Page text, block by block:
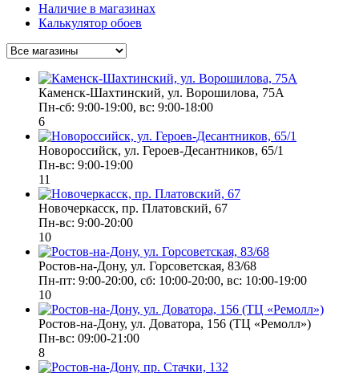
Наличие в магазинах
Калькулятор обоев
Каменск-Шахтинский, ул. Ворошилова, 75А
Пн-сб: 9:00-19:00, вс: 9:00-18:00
6
Новороссийск, ул. Героев-Десантников, 65/1
Пн-вс: 9:00-19:00
11
Новочеркасск, пр. Платовский, 67
Пн-вс: 9:00-20:00
10
Ростов-на-Дону, ул. Горсоветская, 83/68
Пн-пт: 9:00-20:00, сб: 10:00-20:00, вс: 10:00-19:00
10
Ростов-на-Дону, ул. Доватора, 156 (ТЦ «Ремолл»)
Пн-вс: 09:00-21:00
8